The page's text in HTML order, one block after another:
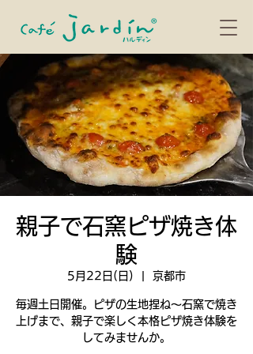
親子で石窯ピザ焼き体
験
5月22日(日) 京都市
毎週土日開催。ピザの生地捏ね〜石窯で焼き
上げまで、親子で楽しく本格ピザ焼き体験を
してみませんか。